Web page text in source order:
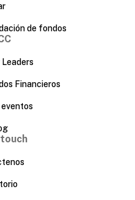
de fondos
Leaders
Financieros
eventos